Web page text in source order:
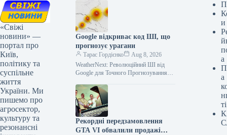
«Свіжі
новини» —
портал про
Київ,
політику та
суспільне
життя
України. Ми
пишемо про
агросектор,
культуру та
резонансні
Google відкриває код ШІ, що
прогнозує урагани
Тарас Гордієнко
Aug 8, 2026
WeatherNext: Революційний ШІ від
Google для Точного Прогнозування
та Google Research спільно розробили
передову модель штучного…
Рекордні передзамовлення
GTA VI обвалили продажі
и
а
а
ті